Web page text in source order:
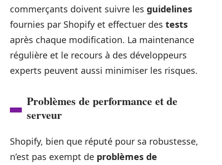
commerçants doivent suivre les guidelines
fournies par Shopify et effectuer des tests
après chaque modification. La maintenance
régulière et le recours à des développeurs
experts peuvent aussi minimiser les risques.
Problèmes de performance et de
serveur
Shopify, bien que réputé pour sa robustesse,
n’est pas exempt de problèmes de